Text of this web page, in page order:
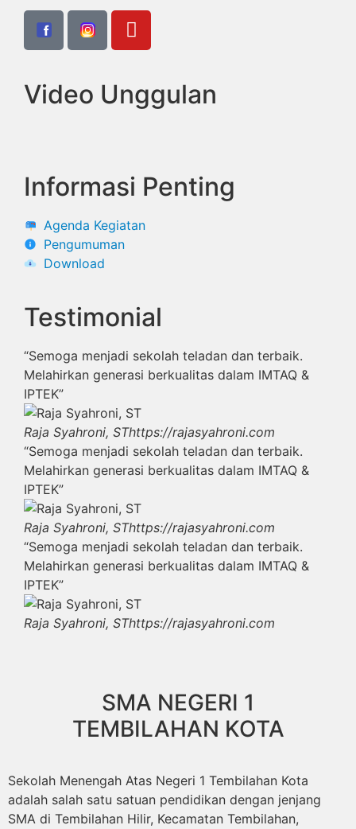
Video Unggulan
Informasi Penting
Agenda Kegiatan
Pengumuman
Download
Testimonial
“Semoga menjadi sekolah teladan dan terbaik.
Melahirkan generasi berkualitas dalam IMTAQ &
IPTEK”
Raja Syahroni, SThttps://rajasyahroni.com
“Semoga menjadi sekolah teladan dan terbaik.
Melahirkan generasi berkualitas dalam IMTAQ &
IPTEK”
Raja Syahroni, SThttps://rajasyahroni.com
“Semoga menjadi sekolah teladan dan terbaik.
Melahirkan generasi berkualitas dalam IMTAQ &
IPTEK”
Raja Syahroni, SThttps://rajasyahroni.com
SMA NEGERI 1
TEMBILAHAN KOTA
Sekolah Menengah Atas Negeri 1 Tembilahan Kota
adalah salah satu satuan pendidikan dengan jenjang
SMA di Tembilahan Hilir, Kecamatan Tembilahan,